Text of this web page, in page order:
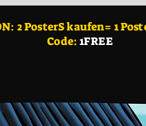
2 PosterS kaufen= 1
Code:1FREE